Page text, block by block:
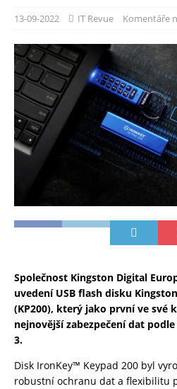
13-09-2022 IT Revue Komentáře
Společnost Kingston Digital
uvedení USB flash disku
(KP200), který jako první ve své
nejnovější zabezpečení dat
3.
Disk IronKey™ Keypad 200 byl
robustní ochranu dat a flexibilitu